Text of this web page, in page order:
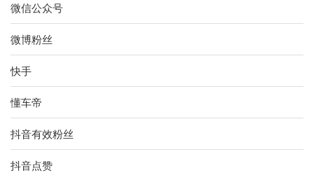
微信公众号
微博粉丝
快手
懂车帝
抖音有效粉丝
抖音点赞